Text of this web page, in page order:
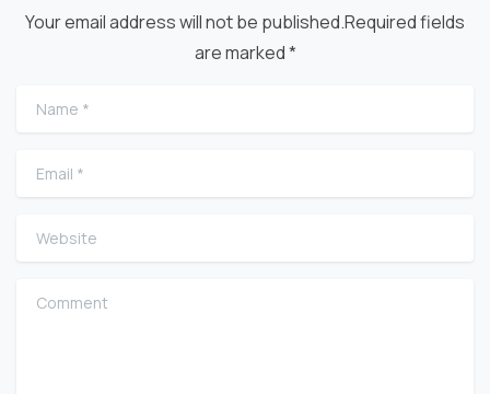
Your email address will not be published.Required fields
are marked *
Name
Email
Website
Comment